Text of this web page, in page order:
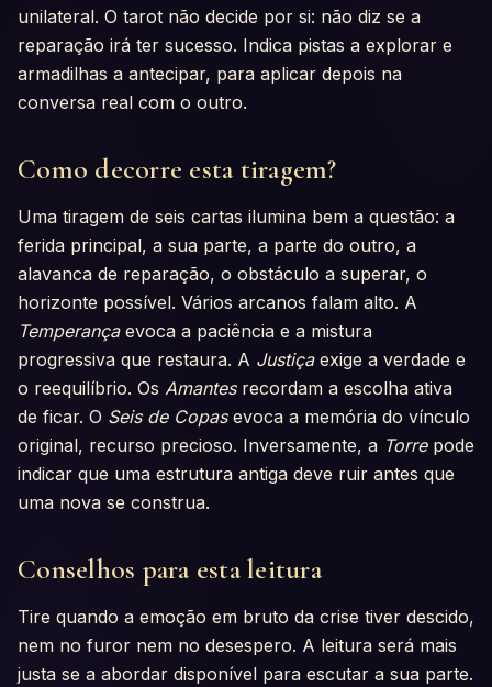
unilateral. O tarot não decide por si: não diz se a
reparação irá ter sucesso. Indica pistas a explorar e
armadilhas a antecipar, para aplicar depois na
conversa real com o outro.
Como decorre esta tiragem?
Uma tiragem de seis cartas ilumina bem a questão: a
ferida principal, a sua parte, a parte do outro, a
alavanca de reparação, o obstáculo a superar, o
horizonte possível. Vários arcanos falam alto. A
Temperançaevoca a paciência e a mistura
progressiva que restaura. A Justiçaexige a verdade e
o reequilíbrio. Os Amantesrecordam a escolha ativa
de ficar. O Seis de Copasevoca a memória do vínculo
original, recurso precioso. Inversamente, a Torrepode
indicar que uma estrutura antiga deve ruir antes que
uma nova se construa.
Conselhos para esta leitura
Tire quando a emoção em bruto da crise tiver descido,
nem no furor nem no desespero. A leitura será mais
justa se a abordar disponível para escutar a sua parte.